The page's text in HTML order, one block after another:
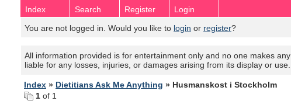
Index Search Register
Login
You are not logged in. Would you like to login or register?
All information provided is for entertainment only and no one makes
liable for any losses, injuries, or damages arising from its display or use.
Index » Dietitians Ask Me Anything » Husmanskost i Stockholm
1 of 1